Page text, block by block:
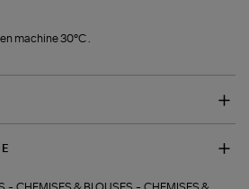
machine 30°C .